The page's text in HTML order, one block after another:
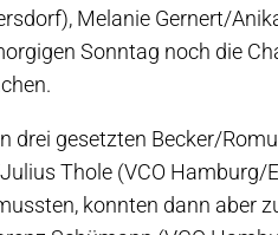
Melanie Gernert/
Sonntag noch die
drei gesetzten Becker/
Thole (VCO Hamburg/
konnten dann aber